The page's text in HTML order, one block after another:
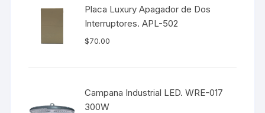
Placa Luxury Apagador de Dos
Interruptores. APL-502
$70.00
Campana Industrial LED. WRE-017
300W